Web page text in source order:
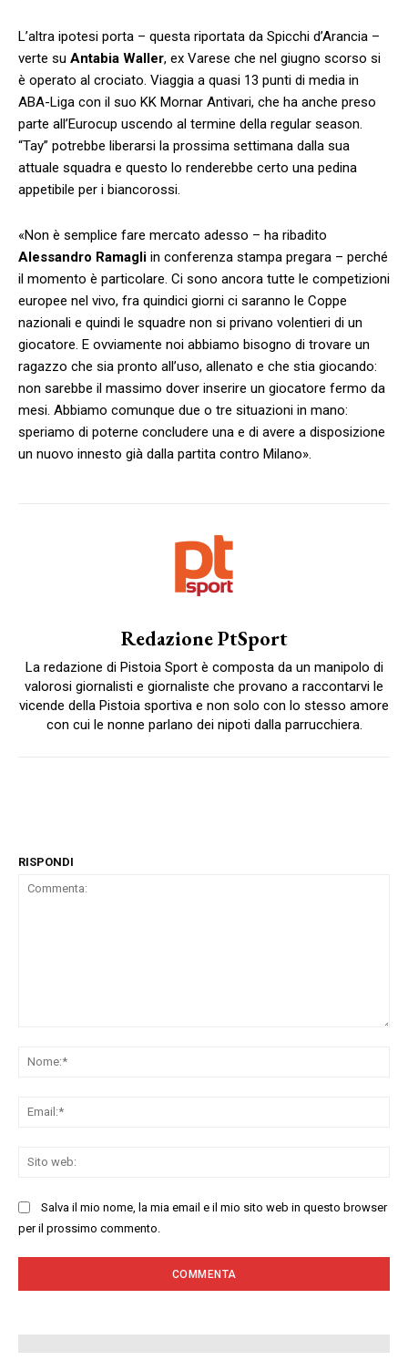
L’altra ipotesi porta – questa riportata da Spicchi d’Arancia –
verte su Antabia Waller, ex Varese che nel giugno scorso si
è operato al crociato. Viaggia a quasi 13 punti di media in
ABA-Liga con il suo KK Mornar Antivari, che ha anche preso
parte all’Eurocup uscendo al termine della regular season.
“Tay” potrebbe liberarsi la prossima settimana dalla sua
attuale squadra e questo lo renderebbe certo una pedina
appetibile per i biancorossi.
«Non è semplice fare mercato adesso – ha ribadito
Alessandro Ramagli in conferenza stampa pregara – perché
il momento è particolare. Ci sono ancora tutte le competizioni
europee nel vivo, fra quindici giorni ci saranno le Coppe
nazionali e quindi le squadre non si privano volentieri di un
giocatore. E ovviamente noi abbiamo bisogno di trovare un
ragazzo che sia pronto all’uso, allenato e che stia giocando:
non sarebbe il massimo dover inserire un giocatore fermo da
mesi. Abbiamo comunque due o tre situazioni in mano:
speriamo di poterne concludere una e di avere a disposizione
un nuovo innesto già dalla partita contro Milano».
Redazione PtSport
La redazione di Pistoia Sport è composta da un manipolo di
valorosi giornalisti e giornaliste che provano a raccontarvi le
vicende della Pistoia sportiva e non solo con lo stesso amore
con cui le nonne parlano dei nipoti dalla parrucchiera.
RISPONDI
Salva il mio nome, la mia email e il mio sito web in questo browser
per il prossimo commento.